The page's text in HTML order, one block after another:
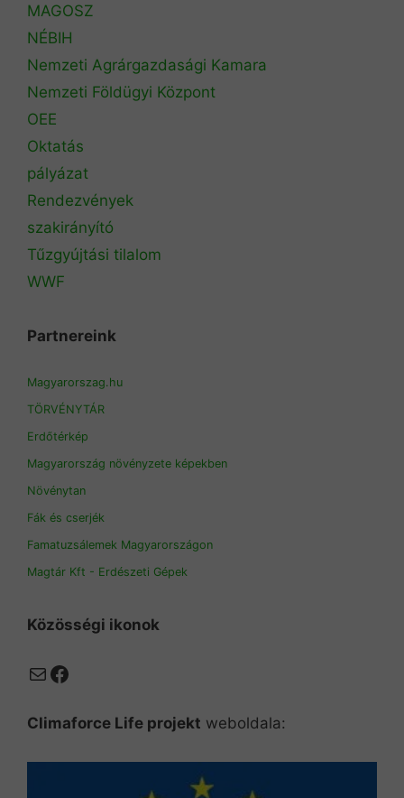
MAGOSZ
NÉBIH
Nemzeti Agrárgazdasági Kamara
Nemzeti Földügyi Központ
OEE
Oktatás
pályázat
Rendezvények
szakirányító
Tűzgyújtási tilalom
WWF
Partnereink
Magyarorszag.hu
TÖRVÉNYTÁR
Erdőtérkép
Magyarország növényzete képekben
Növénytan
Fák és cserjék
Famatuzsálemek Magyarországon
Magtár Kft - Erdészeti Gépek
Közösségi ikonok
MailFacebook
Climaforce Life projekt weboldala: